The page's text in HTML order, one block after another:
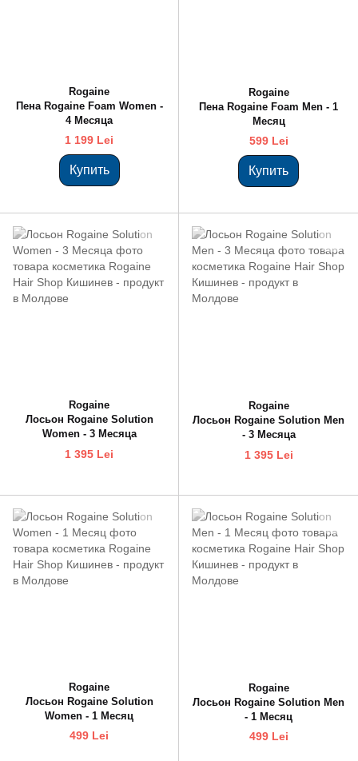
Rogaine
Пена Rogaine Foam Women -
4 Месяцa
1 199 Lei
Купить
Rogaine
Пена Rogaine Foam Men - 1
Месяц
599 Lei
Купить
Rogaine
Лосьон Rogaine Solution
Women - 3 Месяца
1 395 Lei
Rogaine
Лосьон Rogaine Solution Men
- 3 Месяца
1 395 Lei
Rogaine
Лосьон Rogaine Solution
Women - 1 Месяц
499 Lei
Rogaine
Лосьон Rogaine Solution Men
- 1 Месяц
499 Lei